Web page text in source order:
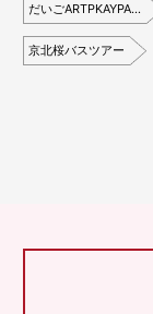
だいごARTPKAYPA…
京北桜バスツアー